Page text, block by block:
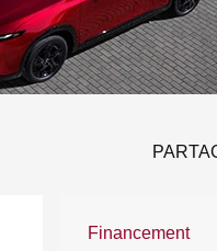
Financement